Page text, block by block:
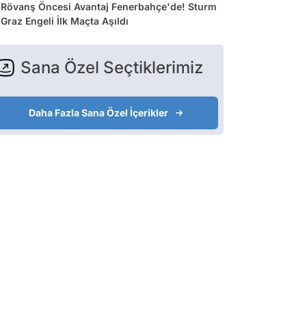
Rövanş Öncesi Avantaj Fenerbahçe'de! Sturm
Graz Engeli İlk Maçta Aşıldı
Sana Özel Seçtiklerimiz
Daha Fazla Sana Özel İçerikler